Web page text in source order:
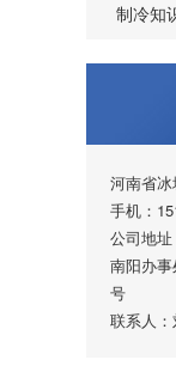
制冷知
河南省
手机：
公司地
南阳办
号
联系人